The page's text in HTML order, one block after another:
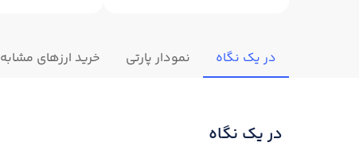
در یک نگاه نمودار پارتی خرید ارزهای مشابه
در یک نگاه